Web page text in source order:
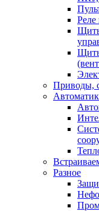
Реле
Приводы,
Разное